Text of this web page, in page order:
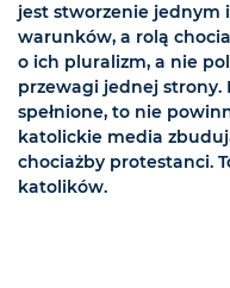
jest stworzenie jednym
warunków, a rolą
o ich pluralizm, a nie
przewagi jednej strony.
spełnione, to nie
katolickie media
chociażby protestanci.
katolików.